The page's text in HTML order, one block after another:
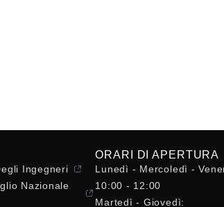
Ingegneri
Nazionale
ORARI DI APERTURA
Lunedì - Mercoledì -
10:00 - 12:00
Martedì - Giovedì: